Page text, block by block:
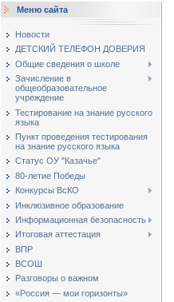
Меню сайта
Новости
ДЕТСКИЙ ТЕЛЕФОН ДОВЕРИЯ
Общие сведения о школе
Зачисление в
общеобразовательное
учреждение
Тестирование на знание русского
языка
Пункт проведения тестирования
на знание русского языка
Статус ОУ "Казачье"
80-летие Победы
Конкурсы ВсКО
Инклюзивное образование
Информационная безопасность
Итоговая аттестация
ВПР
ВСОШ
Разговоры о важном
«Россия — мои горизонты»